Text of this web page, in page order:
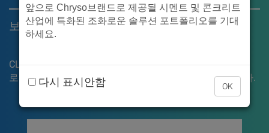
앞으로Chryso브랜드로 제공될 시멘트 및 콘크리트
산업에 특화된 조화로운 솔루션 포트폴리오를 기대
하세요.
다시 표시안함 OK
보다 효율적인 콘크리트 생산
CLARENA 콘크리트 혼합 기술은 콘크리트에 사용된 골재
로 인한 유동화성, 흐름 및 점토 문제 해결에 도움이 됩니다.